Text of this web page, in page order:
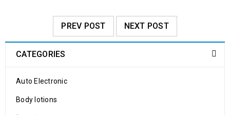
PREV POST NEXT POST
CATEGORIES
Auto Electronic
Body lotions